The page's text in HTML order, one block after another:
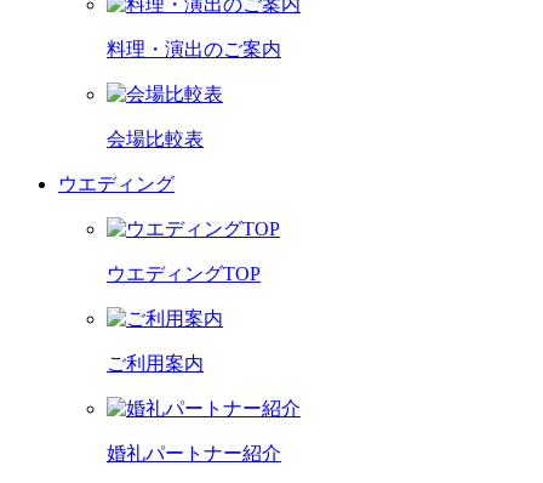
料理・演出のご案内
会場比較表
ウエディング
ウエディングTOP
ご利用案内
婚礼パートナー紹介